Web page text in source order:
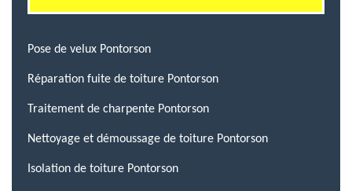
Pose de velux Pontorson
Réparation fuite de toiture Pontorson
Traitement de charpente Pontorson
Nettoyage et démoussage de toiture Pontorson
Isolation de toiture Pontorson